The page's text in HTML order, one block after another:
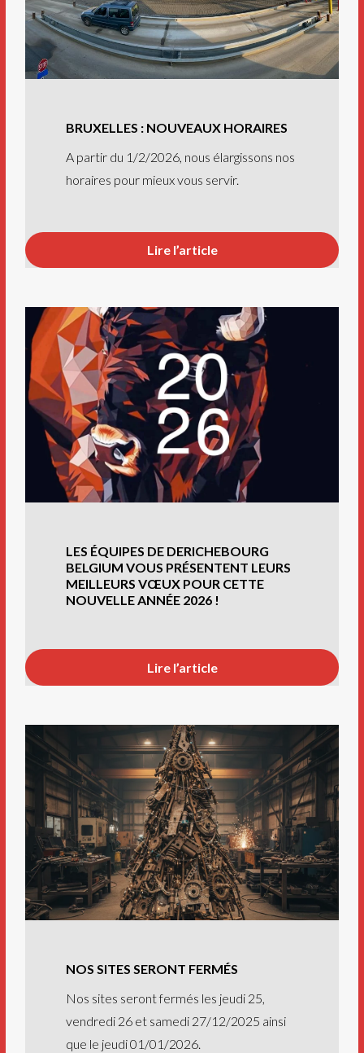
BRUXELLES : NOUVEAUX HORAIRES
A partir du 1/2/2026, nous élargissons nos
horaires pour mieux vous servir.
Lire l’article
LES ÉQUIPES DE DERICHEBOURG
BELGIUM VOUS PRÉSENTENT LEURS
MEILLEURS VŒUX POUR CETTE
NOUVELLE ANNÉE 2026 !
Lire l’article
NOS SITES SERONT FERMÉS
Nos sites seront fermés les jeudi 25,
vendredi 26 et samedi 27/12/2025 ainsi
que le jeudi 01/01/2026.